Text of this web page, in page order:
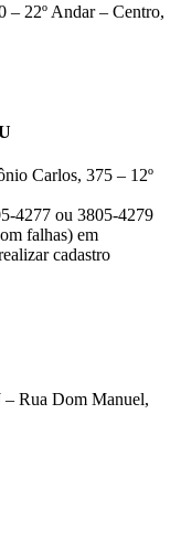
– 22º Andar – Centro,
Carlos, 375 – 12º
4277 ou 3805-4279
falhas) em
cadastro
– Rua Dom Manuel,